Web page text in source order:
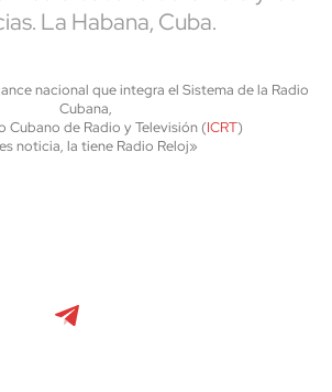
La Habana, Cuba.
nacional que integra el Sistema de la Radio
Cubana,
Cubano de Radio y Televisión (ICRT)
noticia, la tiene Radio Reloj»